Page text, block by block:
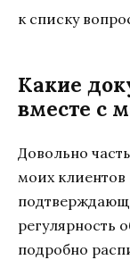
к списку
Какие
вместе с
Довольно
моих
регулярность
подробно